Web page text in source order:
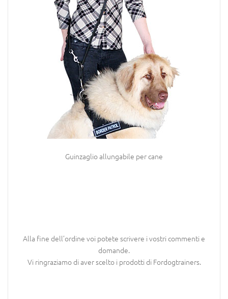
Guinzaglio allungabile per cane
Alla fine dell’ordine voi potete scrivere i vostri commenti e
domande.
Vi ringraziamo di aver scelto i prodotti di Fordogtrainers.